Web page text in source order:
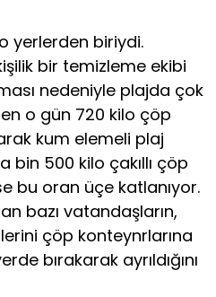
yerlerden biriydi.
bir temizleme ekibi
nedeniyle plajda çok
o gün 720 kilo çöp
kum elemeli plaj
bin 500 kilo çakıllı çöp
bu oran üçe katlanıyor.
bazı vatandaşların,
çöp konteynrlarına
bırakarak ayrıldığını